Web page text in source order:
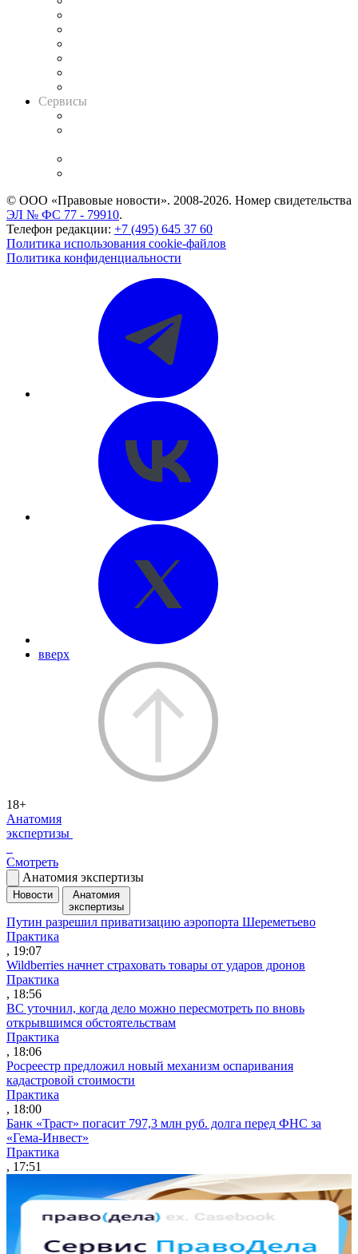
Сервисы
© ООО «Правовые новости». 2008-2026. Номер свидетельства
ЭЛ № ФС 77 - 79910.
Телефон редакции: +7 (495) 645 37 60
Политика использования cookie-файлов
Политика конфиденциальности
вверх
18+
Анатомия
экспертизы
Смотреть
Анатомия экспертизы
Новости
Анатомия
экспертизы
Путин разрешил приватизацию аэропорта Шереметьево
Практика
, 19:07
Wildberries начнет страховать товары от ударов дронов
Практика
, 18:56
ВС уточнил, когда дело можно пересмотреть по вновь
открывшимся обстоятельствам
Практика
, 18:06
Росреестр предложил новый механизм оспаривания
кадастровой стоимости
Практика
, 18:00
Банк «Траст» погасит 797,3 млн руб. долга перед ФНС за
«Гема-Инвест»
Практика
, 17:51